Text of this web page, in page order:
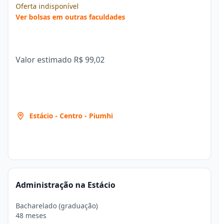
Oferta indisponível
Ver bolsas em outras faculdades
Valor estimado R$ 99,02
Estácio - Centro - Piumhi
Administração na Estácio
Bacharelado (graduação)
48 meses